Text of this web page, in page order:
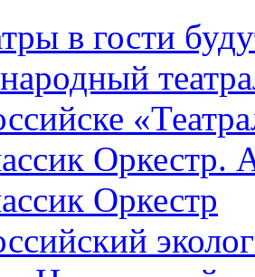
в гости
Оркестр.
Оркестр